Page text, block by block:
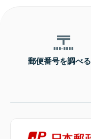
郵便番号を調べる